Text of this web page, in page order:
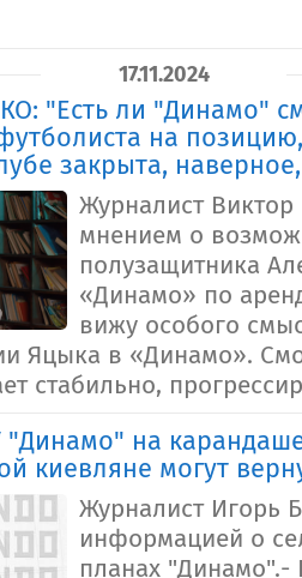
17.11.2024
"Есть ли "Динамо"
на
закрыта,
Журналист
мнением о
полузащитника
«Динамо» по
вижу особого
Яцыка в «Динамо».
стабильно,
"Динамо" на
киевляне могут
Журналист Игорь
информацией о
планах "Динамо".-